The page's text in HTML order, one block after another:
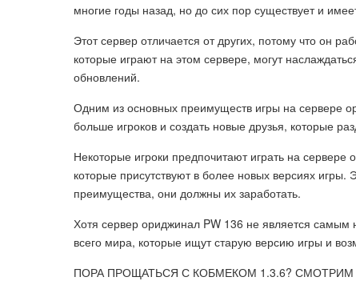
многие годы назад, но до сих пор существует и
Этот сервер отличается от других, потому что он
которые играют на этом сервере, могут
обновлений.
Одним из основных преимуществ игры на сервере
больше игроков и создать новые друзья, которые
Некоторые игроки предпочитают играть на сервере
которые присутствуют в более новых версиях игры.
преимущества, они должны их заработать.
Хотя сервер ориджинал PW 136 не является самым
всего мира, которые ищут старую версию игры и
ПОРА ПРОЩАТЬСЯ С КОБМЕКОМ 1.3.6? СМОТРИМ